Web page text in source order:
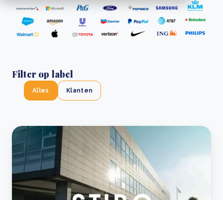
Filter op label
Alles Klanten